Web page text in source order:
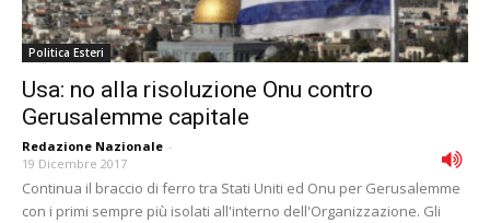
Politica Esteri
Usa: no alla risoluzione Onu contro
Gerusalemme capitale
Redazione Nazionale -
19 Dicembre 2017
Continua il braccio di ferro tra Stati Uniti ed Onu per Gerusalemme
con i primi sempre più isolati all'interno dell'Organizzazione. Gli